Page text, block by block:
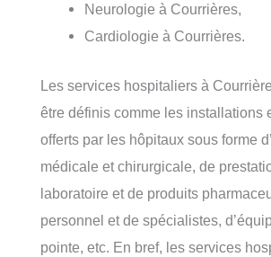
Neurologie à Courrières,
Cardiologie à Courrières.
Les services hospitaliers à
être définis comme les installations
offerts par les hôpitaux sous forme
médicale et chirurgicale, de
laboratoire et de produits
personnel et de spécialistes,
pointe, etc. En bref, les services